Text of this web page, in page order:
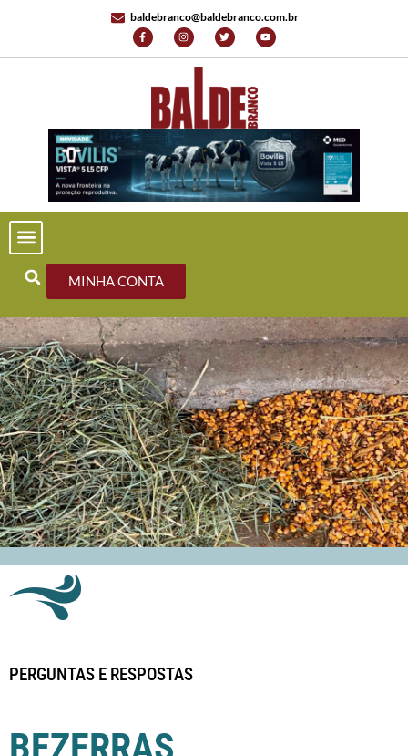
baldebranco@baldebranco.com.br
MINHA CONTA
PERGUNTAS E RESPOSTAS
BEZERRAS